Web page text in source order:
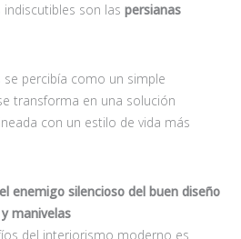
son las persianas
percibía como un simple
transforma en una solución
con un estilo de vida más
enemigo silencioso del buen diseño
manivelas
del interiorismo moderno es